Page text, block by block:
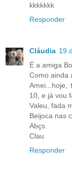
kkkkkkk
Responder
Cláudia 19
É a amiga
Como ainda
Amei...hoje,
10, e já vou
Valeu, fada
Beijoca nas
Abçs.
Clau
Responder